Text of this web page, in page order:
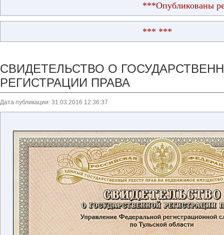
***Опубликованы
*** ***
СВИДЕТЕЛЬСТВО О
РЕГИСТРАЦИИ ПРАВА
Дата публикации: 31.03.2016 12:36:37